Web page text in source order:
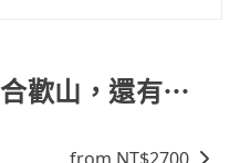
人座廂型車最高可省
隨租隨借的iRent應該是
後，可以每小時
歡山，還有⋯